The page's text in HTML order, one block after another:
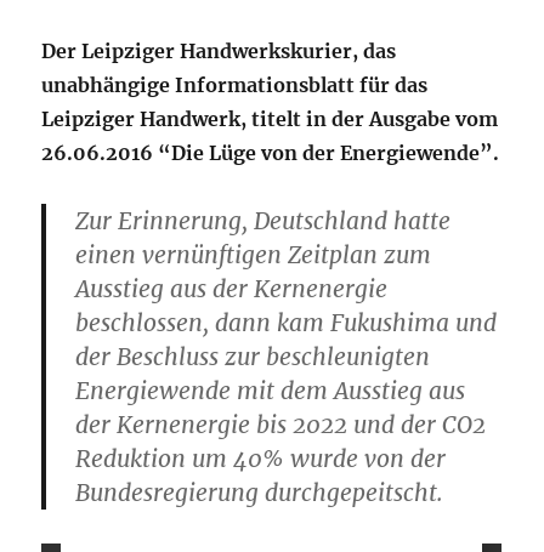
Der Leipziger Handwerkskurier, das
unabhängige Informationsblatt für das
Leipziger Handwerk, titelt in der Ausgabe vom
26.06.2016 “Die Lüge von der Energiewende”.
Zur Erinnerung, Deutschland hatte
einen vernünftigen Zeitplan zum
Ausstieg aus der Kernenergie
beschlossen, dann kam Fukushima und
der Beschluss zur beschleunigten
Energiewende mit dem Ausstieg aus
der Kernenergie bis 2022 und der CO2
Reduktion um 40% wurde von der
Bundesregierung durchgepeitscht.